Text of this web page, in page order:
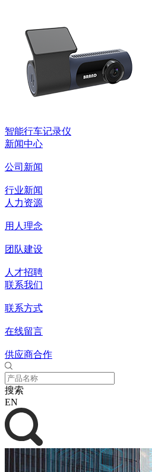
智能行车记录仪
新闻中心
公司新闻
行业新闻
人力资源
用人理念
团队建设
人才招聘
联系我们
联系方式
在线留言
供应商合作
搜索
EN